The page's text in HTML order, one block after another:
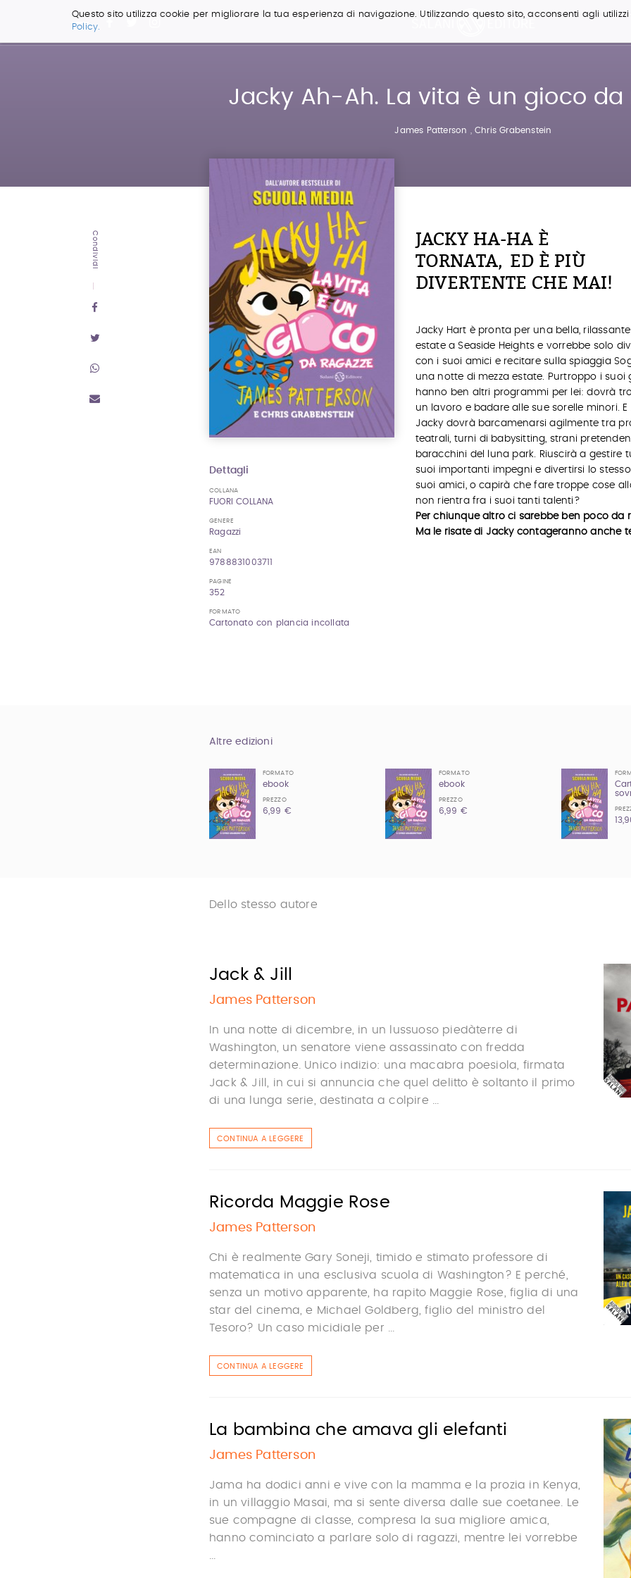
Questo sito utilizza cookie per migliorare la tua esperienza di navigazione. Utilizzando questo sito, acconsenti agli
Policy.
Jacky Ah-Ah. La vita è un gioco da
James Patterson ,Chris Grabenstein
Condividi
Dettagli
COLLANA
FUORI COLLANA
GENERE
Ragazzi
EAN
9788831003711
PAGINE
352
FORMATO
Cartonato con plancia incollata
JACKY HA-HA È
TORNATA, ED È PIÙ
DIVERTENTE CHE MAI!
Jacky Hart è pronta per una bella,
estate a Seaside Heights e vorrebbe solo
con i suoi amici e recitare sulla spiaggia
una notte di mezza estate. Purtroppo i suoi
hanno ben altri programmi per lei: dovrà
un lavoro e badare alle sue sorelle minori. E
Jacky dovrà barcamenarsi agilmente tra
teatrali, turni di babysitting, strani
baracchini del luna park. Riuscirà a gestire
suoi importanti impegni e divertirsi lo
suoi amici, o capirà che fare troppe cose
non rientra fra i suoi tanti talenti?
Per chiunque altro ci sarebbe ben poco da
Ma le risate di Jacky contageranno anche
Altre edizioni
FORMATO
ebook
PREZZO
6,99 €
FORMATO
ebook
PREZZO
6,99 €
Dello stesso autore
Jack & Jill
James Patterson
In una notte di dicembre, in un lussuoso piedàterre di
Washington, un senatore viene assassinato con fredda
determinazione. Unico indizio: una macabra poesiola, firmata
Jack & Jill, in cui si annuncia che quel delitto è soltanto il primo
di una lunga serie, destinata a colpire ...
CONTINUA A LEGGERE
Ricorda Maggie Rose
James Patterson
Chi è realmente Gary Soneji, timido e stimato professore di
matematica in una esclusiva scuola di Washington? E perché,
senza un motivo apparente, ha rapito Maggie Rose, figlia di una
star del cinema, e Michael Goldberg, figlio del ministro del
Tesoro? Un caso micidiale per ...
CONTINUA A LEGGERE
La bambina che amava gli elefanti
James Patterson
Jama ha dodici anni e vive con la mamma e la prozia in Kenya,
in un villaggio Masai, ma si sente diversa dalle sue coetanee. Le
sue compagne di classe, compresa la sua migliore amica,
hanno cominciato a parlare solo di ragazzi, mentre lei vorrebbe
...